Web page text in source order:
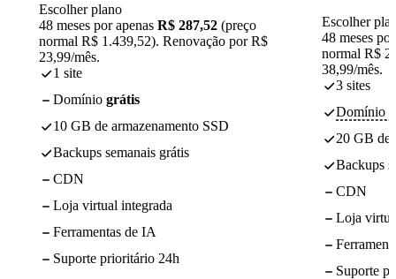
Escolher plano
48 meses por apenas R$ 287,52 (preço
normal R$ 1.439,52). Renovação por R$
23,99/mês.
1 site
Domínio grátis
10 GB de armazenamento SSD
Backups semanais grátis
CDN
Loja virtual integrada
Ferramentas de IA
Suporte prioritário 24h
Escolher
48 meses
normal R$
38,99/mês.
3 sites
Domínio -
20 GB de
Backups
CDN
Loja
Suporte